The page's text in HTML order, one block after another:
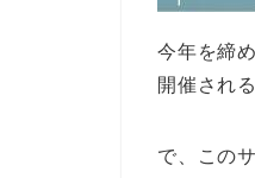
今年を締
開催され
で、この